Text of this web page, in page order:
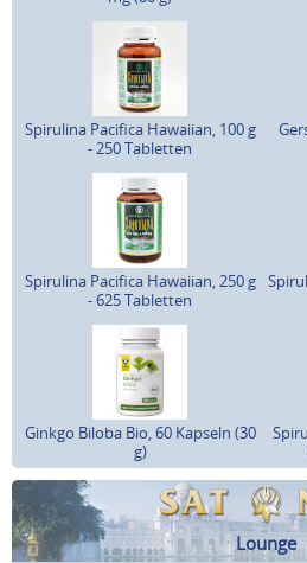
Spirulina Pacifica Hawaiian, 100 g
- 250 Tabletten
Spirulina Pacifica Hawaiian, 250 g
- 625 Tabletten
Ginkgo Biloba Bio, 60 Kapseln (30
g)
Lounge